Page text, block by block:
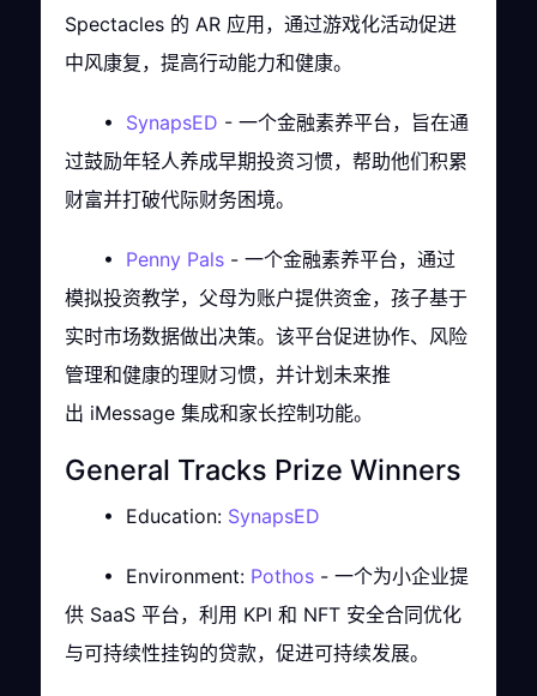
Spectacles 的 AR 应用，通过游戏化活动促进
中风康复，提高行动能力和健康。
• SynapsED - 一个金融素养平台，旨在通
过鼓励年轻人养成早期投资习惯，帮助他们积累
财富并打破代际财务困境。
• Penny Pals - 一个金融素养平台，通过
模拟投资教学，父母为账户提供资金，孩子基于
实时市场数据做出决策。该平台促进协作、风险
管理和健康的理财习惯，并计划未来推
出 iMessage 集成和家长控制功能。
General Tracks Prize Winners
• Education: SynapsED
• Environment: Pothos - 一个为小企业提
供 SaaS 平台，利用 KPI 和 NFT 安全合同优化
与可持续性挂钩的贷款，促进可持续发展。